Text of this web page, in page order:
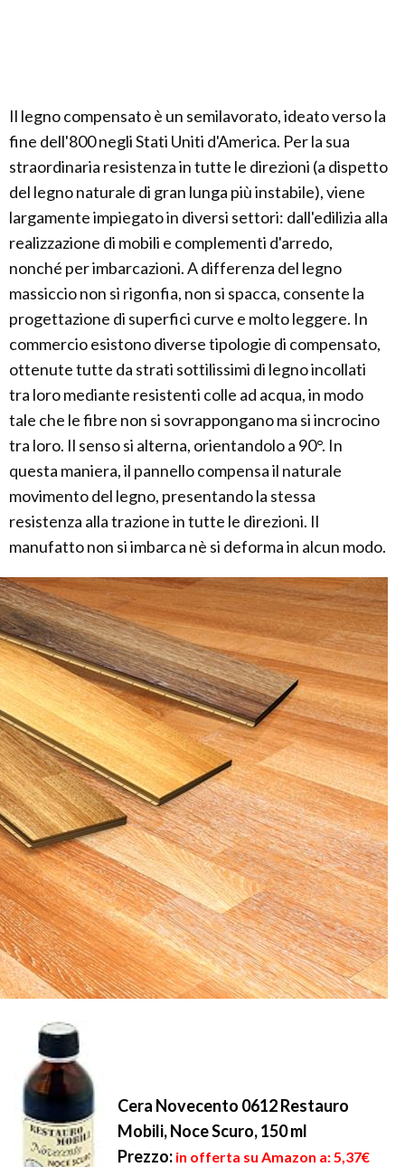
Il legno compensato è un semilavorato, ideato verso la
fine dell'800 negli Stati Uniti d'America. Per la sua
straordinaria resistenza in tutte le direzioni (a dispetto
del legno naturale di gran lunga più instabile), viene
largamente impiegato in diversi settori: dall'edilizia alla
realizzazione di mobili e complementi d'arredo,
nonché per imbarcazioni. A differenza del legno
massiccio non si rigonfia, non si spacca, consente la
progettazione di superfici curve e molto leggere. In
commercio esistono diverse tipologie di compensato,
ottenute tutte da strati sottilissimi di legno incollati
tra loro mediante resistenti colle ad acqua, in modo
tale che le fibre non si sovrappongano ma si incrocino
tra loro. Il senso si alterna, orientandolo a 90°. In
questa maniera, il pannello compensa il naturale
movimento del legno, presentando la stessa
resistenza alla trazione in tutte le direzioni. Il
manufatto non si imbarca nè si deforma in alcun modo.
Cera Novecento 0612 Restauro
Mobili, Noce Scuro, 150 ml
Prezzo: in offerta su Amazon a: 5,37€